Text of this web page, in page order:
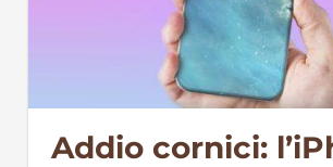
Addio cornici: